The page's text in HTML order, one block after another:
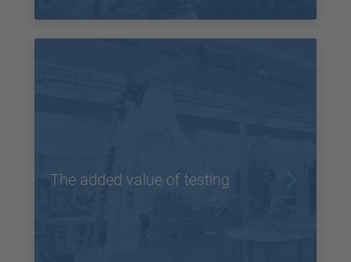
The added value of testing